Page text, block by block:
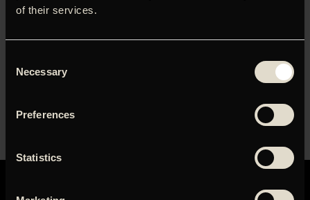
of their services.
Selection
Necessary
Preferences
Statistics
Husk mig